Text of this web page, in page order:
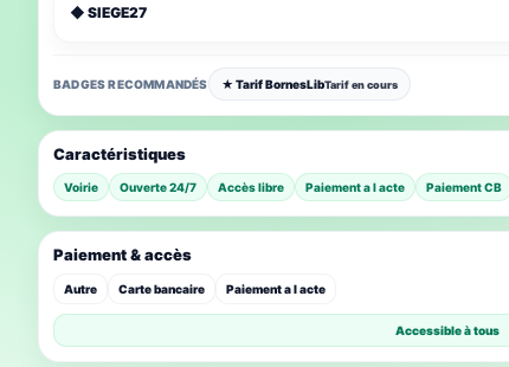
◆ SIEGE27
BADGES RECOMMANDÉS ★ Tarif BornesLibTarif en cours
Caractéristiques
Voirie Ouverte 24/7 Accès libre Paiement a l acte Paiement CB
Paiement & accès
Autre Carte bancaire Paiement a l acte
Accessible à tous